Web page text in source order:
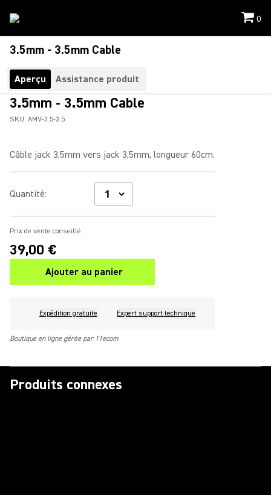
0
3.5mm - 3.5mm Cable
Aperçu Assistance produit
3.5mm - 3.5mm Cable
SKU: AMV-3.5-3.5
Câble jack 3,5mm vers jack 3,5mm, longueur 60cm.
Quantité:
Prix de vente conseillé
39,00 €
Ajouter au panier
Expédition gratuite Expert support technique
Boutique en ligne gérée par 11ecom
Produits connexes